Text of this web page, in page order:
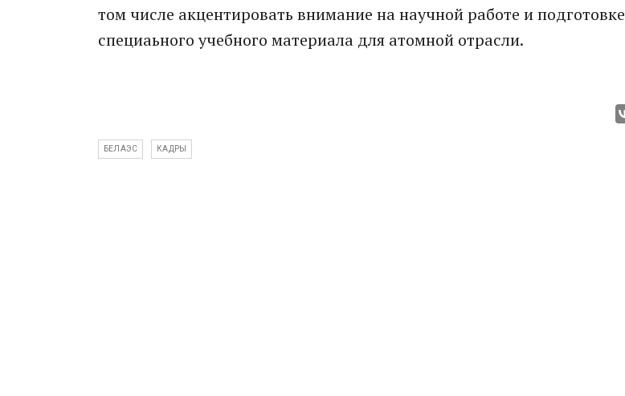
том числе акцентировать внимание на научной работе и подготовке
специаьного учебного материала для атомной отрасли.
БЕЛАЭС КАДРЫ